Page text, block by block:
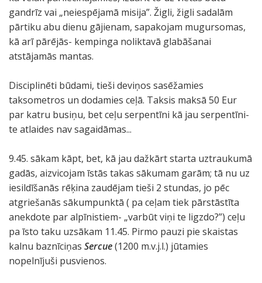
gandrīz vai „neiespējamā misija”. Žigli, žigli sadalām
pārtiku abu dienu gājienam, sapakojam mugursomas,
kā arī pārējās- kempinga noliktavā glabāšanai
atstājamās mantas.
Disciplinēti būdami, tieši deviņos sasēžamies
taksometros un dodamies ceļā. Taksis maksā 50 Eur
par katru busiņu, bet ceļu serpentīni kā jau serpentīni-
te atlaides nav sagaidāmas...
9.45. sākam kāpt, bet, kā jau dažkārt starta uztraukumā
gadās, aizvicojam īstās takas sākumam garām; tā nu uz
iesildīšanās rēķina zaudējam tieši 2 stundas, jo pēc
atgriešanās sākumpunktā ( pa ceļam tiek pārstāstīta
anekdote par alpīnistiem- „varbūt viņi te ligzdo?”) ceļu
pa īsto taku uzsākam 11.45. Pirmo pauzi pie skaistas
kalnu baznīciņas Sercue(1200 m.v.j.l.) jūtamies
nopelnījuši pusvienos.